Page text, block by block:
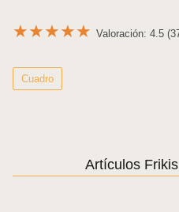
★★★★★ Valoración: 4.5
Cuadro
Artículos